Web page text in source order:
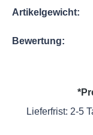
Artikelgewicht:
Bewertung:
Lieferfrist: 2-5